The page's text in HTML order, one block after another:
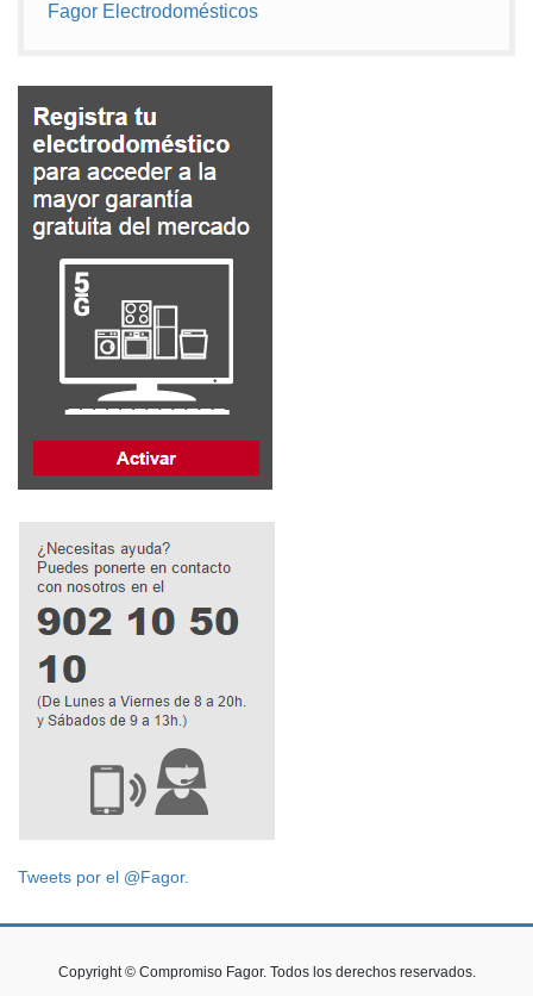
Fagor Electrodomésticos
Tweets por el @Fagor.
Copyright © Compromiso Fagor. Todos los derechos reservados.